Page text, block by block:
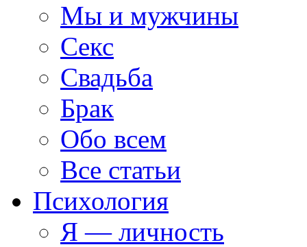
Мы и мужчины
Секс
Свадьба
Брак
Обо всем
Все статьи
Психология
Я — личность